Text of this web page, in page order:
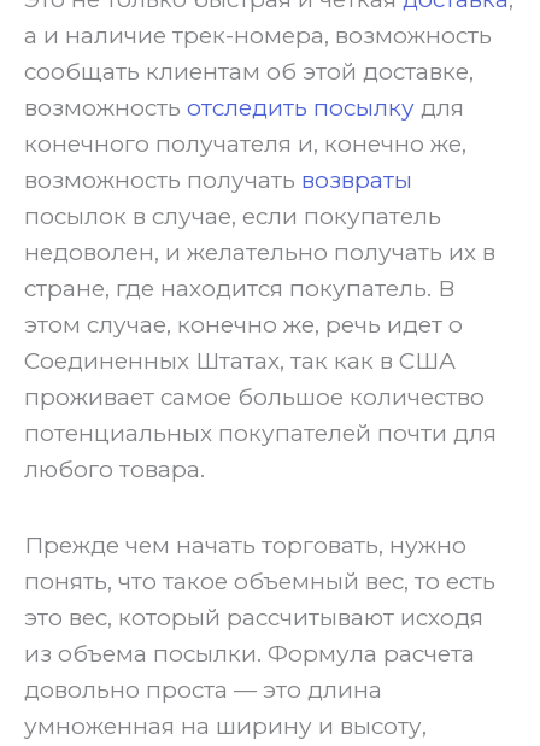
а и наличие трек-номера, возможность
сообщать клиентам об этой доставке,
возможность отследить посылку для
конечного получателя и, конечно же,
возможность получать возвраты
посылок в случае, если покупатель
недоволен, и желательно получать их в
стране, где находится покупатель. В
этом случае, конечно же, речь идет о
Соединенных Штатах, так как в США
проживает самое большое количество
потенциальных покупателей почти для
любого товара.
‍Прежде чем начать торговать, нужно
понять, что такое объемный вес, то есть
это вес, который рассчитывают исходя
из объема посылки. Формула расчета
довольно проста — это длина
умноженная на ширину и высоту,